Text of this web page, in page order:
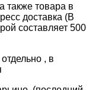
также товара в
доставка (В
составляет 500
, в